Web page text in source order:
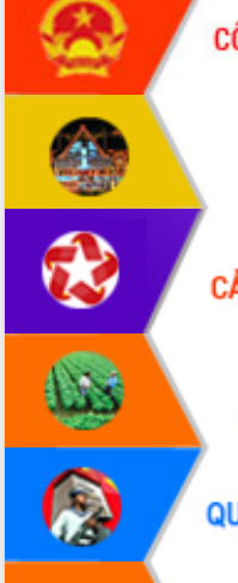
món ăn từ sầu riêng
Đắk Lắk công bố Quy hoạch và xúc
tiến đầu tư tỉnh
Ngành cá ngừ Đắk Lắk chủ động thích
ứng để giữ vững thị trường xuất khẩu
Diễn đàn Kinh tế tư nhân Việt Nam
phá cơ chế - Hợp tác công tư
Đề án 06 tạo bước ngoặt đột phá
cải cách hành chính tỉnh Đắk Lắk
Kết nối tour, đẩy mạnh chuyển đổi số
để phát triển du lịch Đắk Lắk
Khởi động Dự án Đầu tư xây dựng
tầng kỹ thuật Cụm công nghiệp Tân
Gặp mặt các cơ quan báo chí nhân Kỷ
niệm 101 năm Ngày Báo chí Cách
mạng Việt Nam
Đắk Lắk sơ kết 4 năm triển khai thực
hiện Đề án 06 của Chính phủ
Họp báo thông tin về Hội nghị Công
Quy hoạch và Xúc tiến đầu tư tỉnh
Lắk